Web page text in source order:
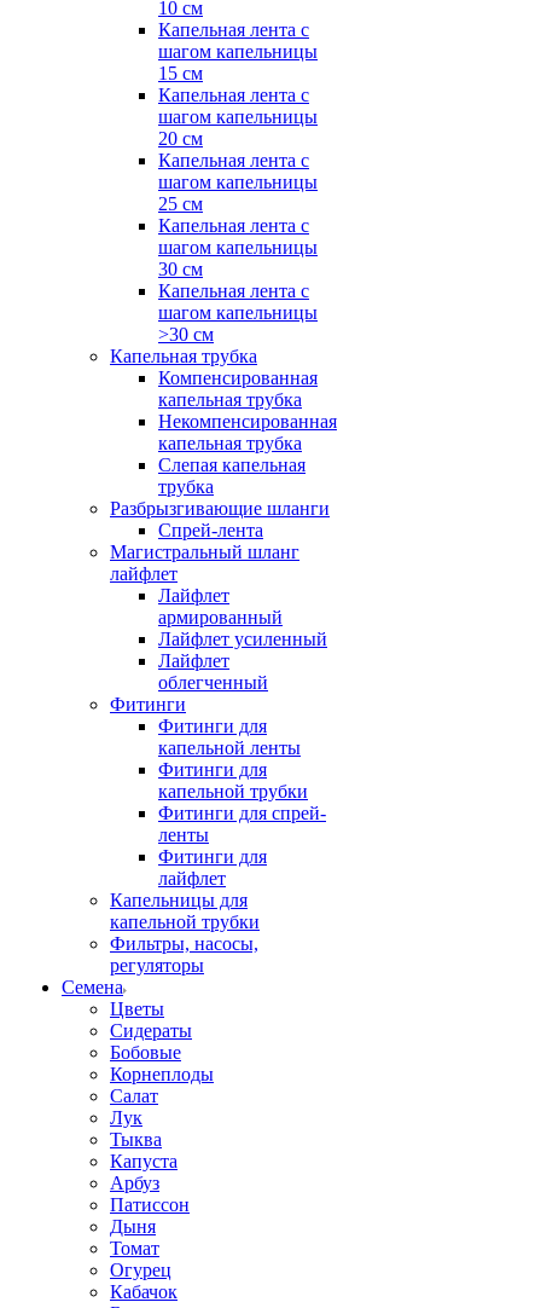
10 см
Капельная лента с
шагом капельницы
15 см
Капельная лента с
шагом капельницы
20 см
Капельная лента с
шагом капельницы
25 см
Капельная лента с
шагом капельницы
30 см
Капельная лента с
шагом капельницы
>30 см
Капельная трубка
Компенсированная
капельная трубка
Некомпенсированная
капельная трубка
Слепая капельная
трубка
Разбрызгивающие шланги
Спрей-лента
Магистральный шланг
лайфлет
Лайфлет
армированный
Лайфлет усиленный
Лайфлет
облегченный
Фитинги
Фитинги для
капельной ленты
Фитинги для
капельной трубки
Фитинги для спрей-
ленты
Фитинги для
лайфлет
Капельницы для
капельной трубки
Фильтры, насосы,
регуляторы
Семена
Цветы
Сидераты
Бобовые
Корнеплоды
Салат
Лук
Тыква
Капуста
Арбуз
Патиссон
Дыня
Томат
Огурец
Кабачок